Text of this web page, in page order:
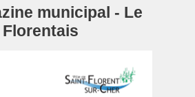
municipal - Le
Florentais